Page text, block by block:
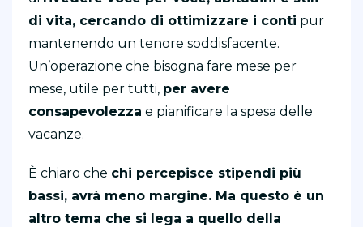
di vita, cercando di ottimizzare i conti pur
mantenendo un tenore soddisfacente.
Un’operazione che bisogna fare mese per
mese, utile per tutti, per avere
consapevolezza e pianificare la spesa delle
vacanze.
È chiaro che chi percepisce stipendi più
bassi, avrà meno margine. Ma questo è un
altro tema che si lega a quello della